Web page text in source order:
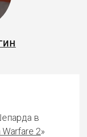
в
Warfare 2»